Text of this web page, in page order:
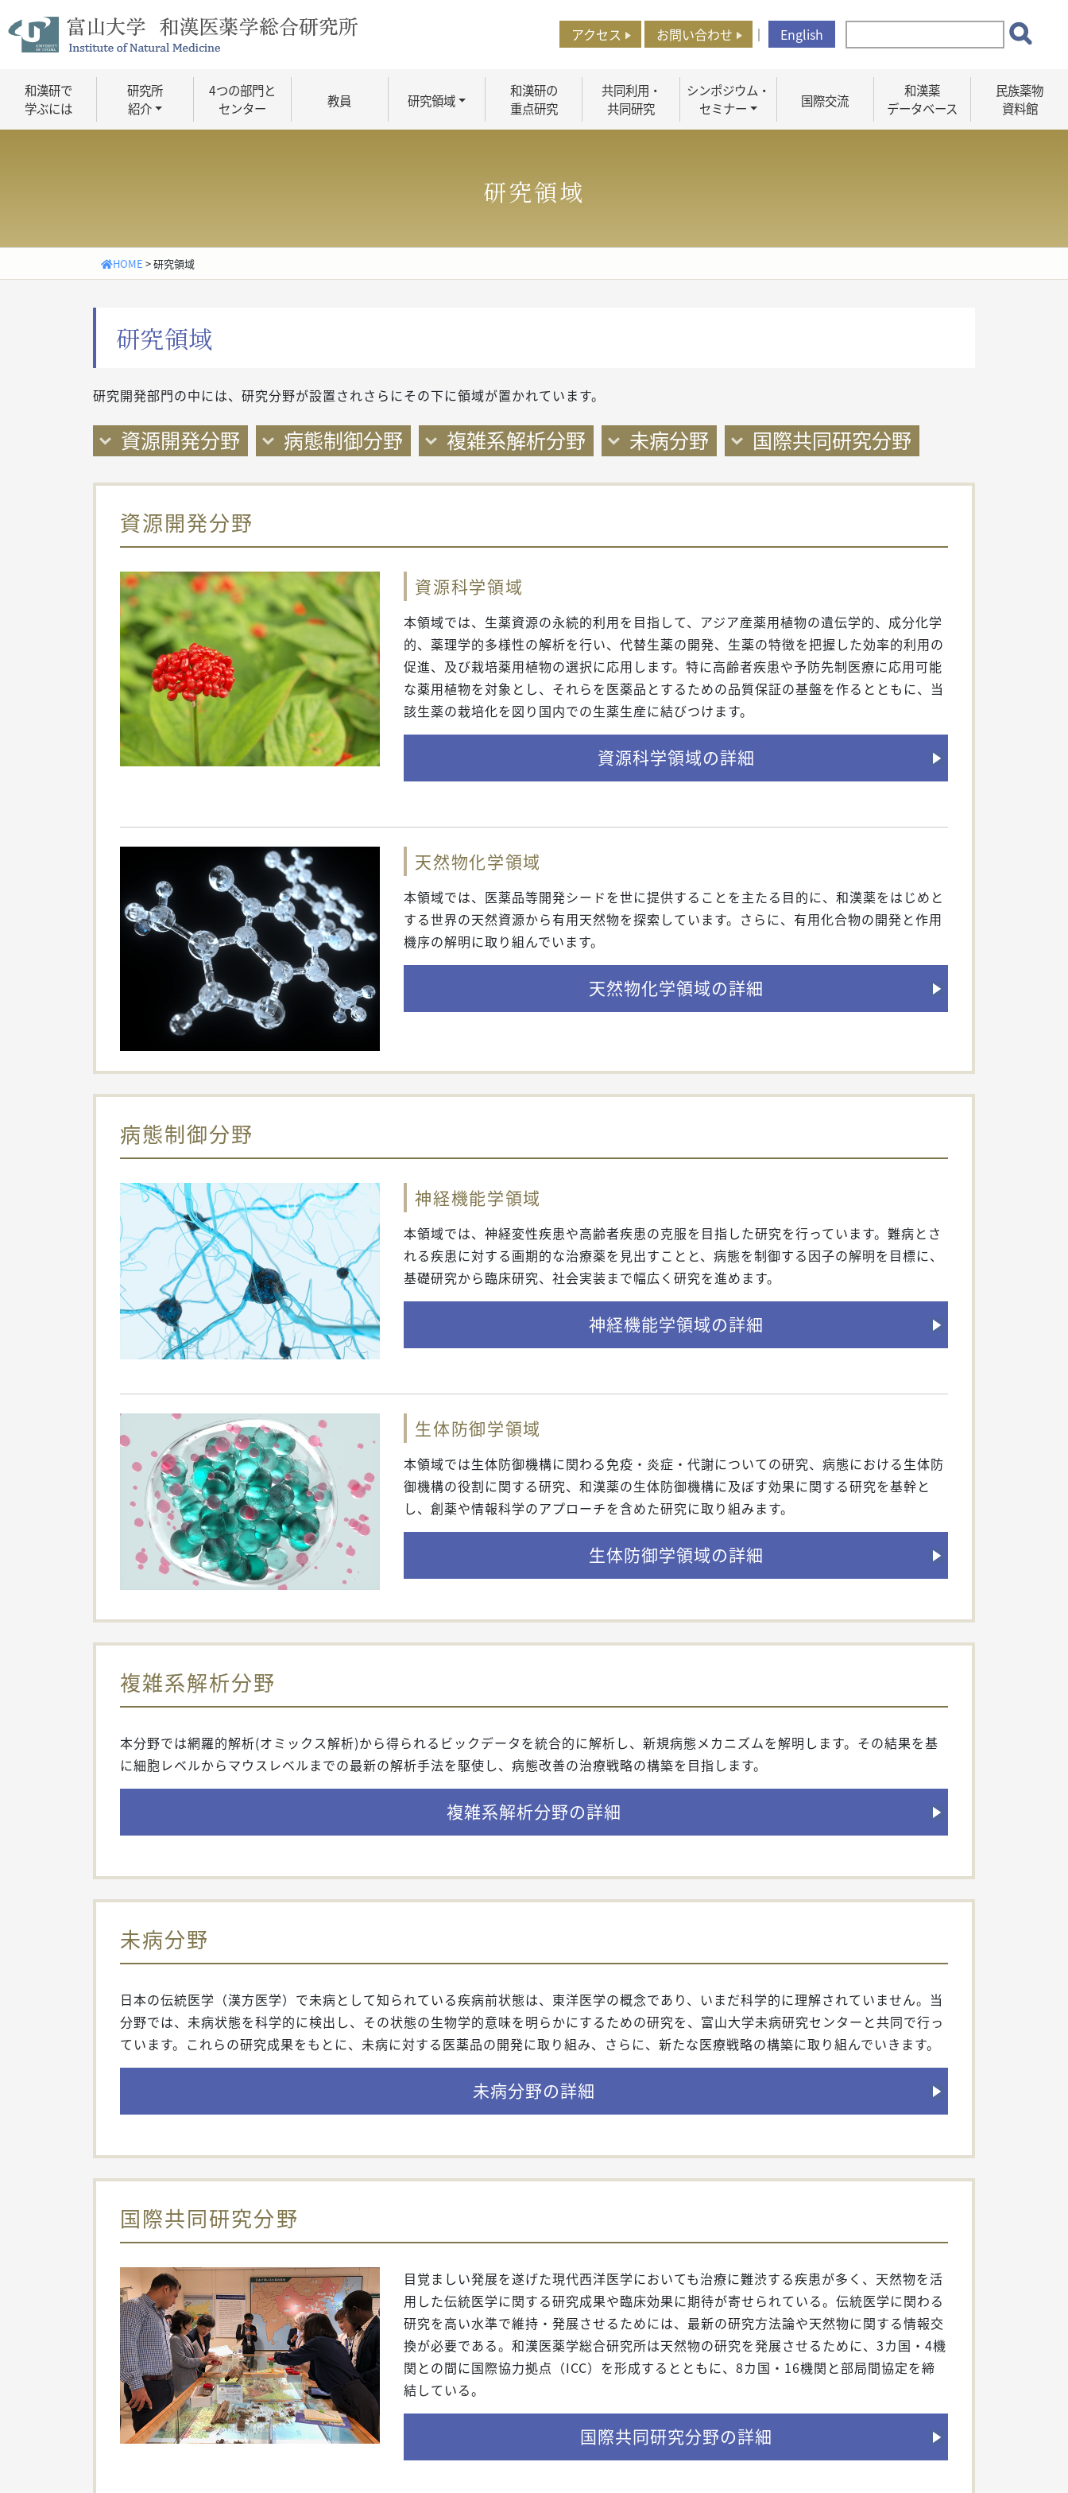
to
content
アクセス お問い合わせ ｜ English
和漢研で
学ぶには
研究所
紹介
4つの部門と
センター
教員 研究領域
和漢研の
重点研究
共同利用・
共同研究
シンポジウム・
セミナー
国際交流
和漢薬
データベース
民族薬物
資料館
研究領域
HOME >研究領域
研究領域
研究開発部門の中には、研究分野が設置されさらにその下に領域が置かれています。
資源開発分野 病態制御分野 複雑系解析分野 未病分野 国際共同研究分野
資源開発分野
資源科学領域
本領域では、生薬資源の永続的利用を目指して、アジア産薬用植物の遺伝学的、成分化学
的、薬理学的多様性の解析を行い、代替生薬の開発、生薬の特徴を把握した効率的利用の
促進、及び栽培薬用植物の選択に応用します。特に高齢者疾患や予防先制医療に応用可能
な薬用植物を対象とし、それらを医薬品とするための品質保証の基盤を作るとともに、当
該生薬の栽培化を図り国内での生薬生産に結びつけます。
資源科学領域の詳細
天然物化学領域
本領域では、医薬品等開発シードを世に提供することを主たる目的に、和漢薬をはじめと
する世界の天然資源から有用天然物を探索しています。さらに、有用化合物の開発と作用
機序の解明に取り組んでいます。
天然物化学領域の詳細
病態制御分野
神経機能学領域
本領域では、神経変性疾患や高齢者疾患の克服を目指した研究を行っています。難病とさ
れる疾患に対する画期的な治療薬を見出すことと、病態を制御する因子の解明を目標に、
基礎研究から臨床研究、社会実装まで幅広く研究を進めます。
神経機能学領域の詳細
生体防御学領域
本領域では生体防御機構に関わる免疫・炎症・代謝についての研究、病態における生体防
御機構の役割に関する研究、和漢薬の生体防御機構に及ぼす効果に関する研究を基幹と
し、創薬や情報科学のアプローチを含めた研究に取り組みます。
生体防御学領域の詳細
複雑系解析分野
本分野では網羅的解析(オミックス解析)から得られるビックデータを統合的に解析し、新規病態メカニズムを解明します。その結果を基
に細胞レベルからマウスレベルまでの最新の解析手法を駆使し、病態改善の治療戦略の構築を目指します。
複雑系解析分野の詳細
未病分野
日本の伝統医学（漢方医学）で未病として知られている疾病前状態は、東洋医学の概念であり、いまだ科学的に理解されていません。当
分野では、未病状態を科学的に検出し、その状態の生物学的意味を明らかにするための研究を、富山大学未病研究センターと共同で行っ
ています。これらの研究成果をもとに、未病に対する医薬品の開発に取り組み、さらに、新たな医療戦略の構築に取り組んでいきます。
未病分野の詳細
国際共同研究分野
目覚ましい発展を遂げた現代西洋医学においても治療に難渋する疾患が多く、天然物を活
用した伝統医学に関する研究成果や臨床効果に期待が寄せられている。伝統医学に関わる
研究を高い水準で維持・発展させるためには、最新の研究方法論や天然物に関する情報交
換が必要である。和漢医薬学総合研究所は天然物の研究を発展させるために、3カ国・4機
関との間に国際協力拠点（ICC）を形成するとともに、8カ国・16機関と部局間協定を締
結している。
国際共同研究分野の詳細